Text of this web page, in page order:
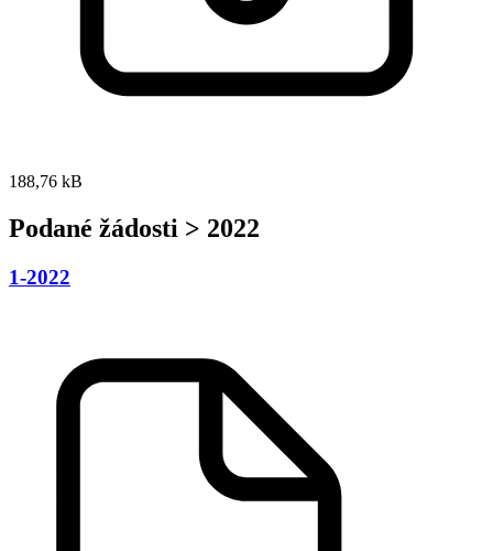
188,76 kB
Podané žádosti > 2022
1-2022